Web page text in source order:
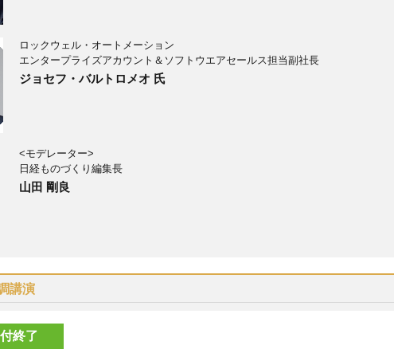
ロックウェル・オートメーション
エンタープライズアカウント＆ソフトウエアセールス担当副社長
ジョセフ・バルトロメオ 氏
<モデレーター>
日経ものづくり編集長
山田 剛良
講演
終了